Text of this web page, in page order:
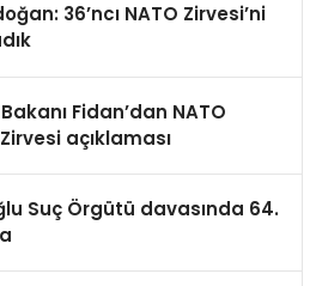
36’ncı NATO Zirvesi’ni
Fidan’dan NATO
açıklaması
Suç Örgütü davasında 64.